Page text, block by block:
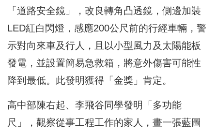
「道路安全鏡」， 改良轉角凸透鏡，側邊加裝
LED紅白閃燈， 感應200公尺前的行經車輛，警
示對向來車及行人， 且以小型風力及太陽能板
發電，並設置簡易急救箱， 將意外傷害可能性
降到最低。此發明獲得「金獎」肯定。
高中部陳右起、李飛谷同學發明「多功能
尺」， 觀察從事工程工作的家人，畫一張藍圖